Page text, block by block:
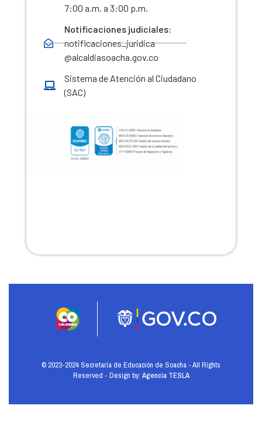
7:00 a.m. a 3:00 p.m.
Notificaciones judiciales:
notificaciones_juridica
@alcaldiasoacha.gov.co
Sistema de Atención al Ciudadano
(SAC)
© 2023-2024 Secretaría de Educación de Soacha - All Rights
Reserved - Design by: Agencia TESLA